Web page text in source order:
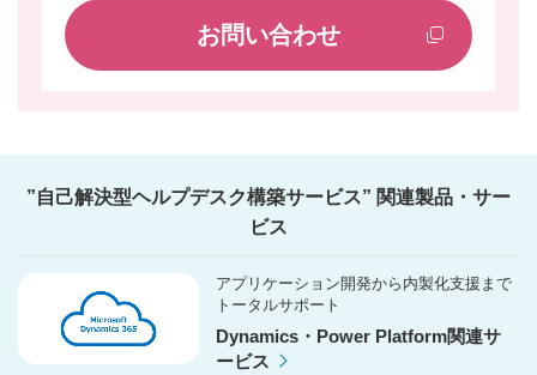
お問い合わせ
”自己解決型ヘルプデスク構築サービス” 関連製品・サー
ビス
アプリケーション開発から内製化支援まで
トータルサポート
Dynamics・Power Platform関連サ
ービス